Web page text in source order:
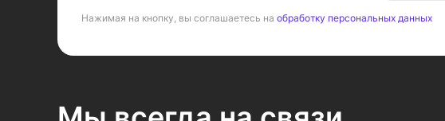
Нажимая на кнопку, вы соглашаетесь на обработку персональных данных